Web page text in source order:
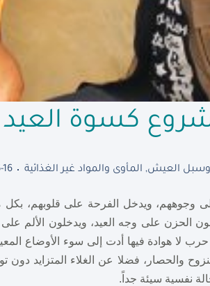
كسوة العيد
وسبل العيش, المأوى والمواد غير الغذائية 16
وجوههم، ويدخل الفرحة على قلوبهم،
الحزن على وجه العيد، ويدخلون الألم
لا هوادة فيها أدت إلى سوء الأوضاع
والحصار، فضلا عن الغلاء المتزايد
نفسية سيئة جداً.